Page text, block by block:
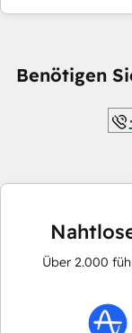
Benötigen
Über 2.000